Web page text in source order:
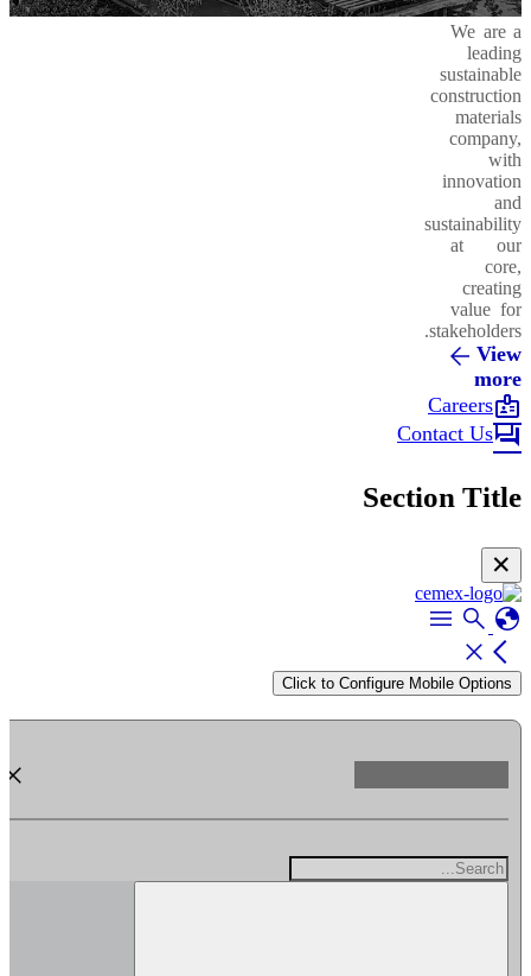
We are a
leading
sustainable
construction
materials
company,
with
innovation
and
sustainability
at our
core,
creating
value for
stakeholders.
View
more
badge
Careers
forum
Contact Us
Section Title
✕
globe
search
menu
arrow_back_ios
close
Click to Configure Mobile Options
close